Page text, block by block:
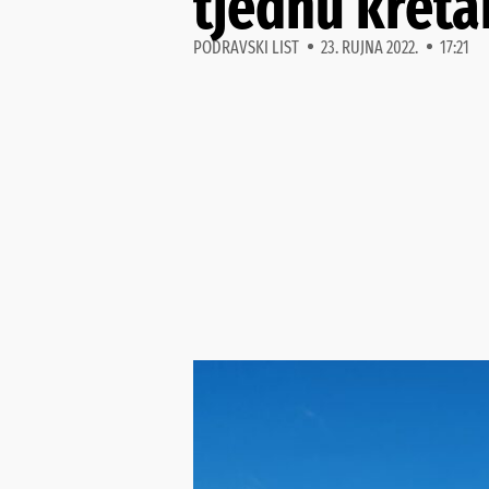
PODRAVSKI LIST 23. RUJNA 2022. 17:21